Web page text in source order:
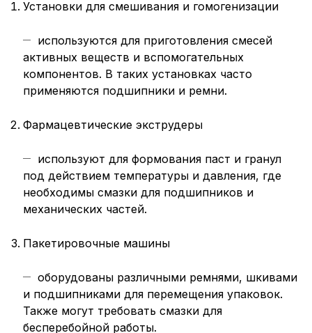
Установки для смешивания и гомогенизации
используются для приготовления смесей
активных веществ и вспомогательных
компонентов. В таких установках часто
применяются подшипники и ремни.
Фармацевтические экструдеры
используют для формования паст и гранул
под действием температуры и давления, где
необходимы смазки для подшипников и
механических частей.
Пакетировочные машины
оборудованы различными ремнями, шкивами
и подшипниками для перемещения упаковок.
Также могут требовать смазки для
бесперебойной работы.